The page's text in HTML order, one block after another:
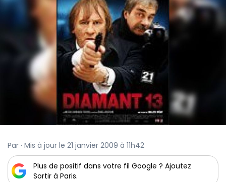
Par · Mis à jour le 21 janvier 2009 à 11h42
Plus de positif dans votre fil Google ? Ajoutez
Sortir à Paris.